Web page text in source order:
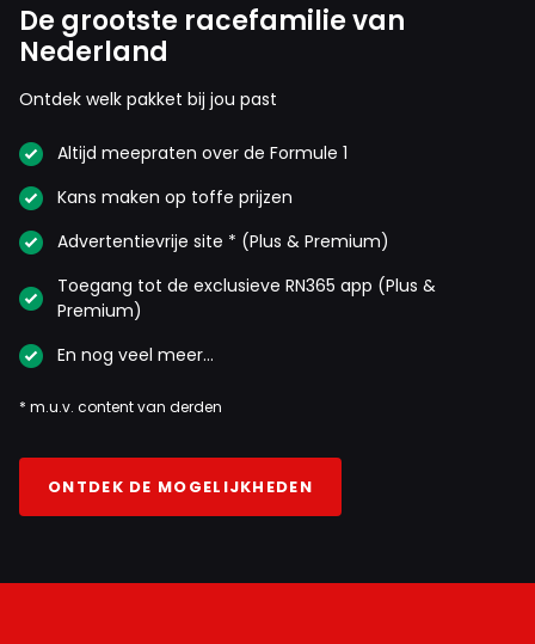
De grootste racefamilie van
Nederland
Ontdek welk pakket bij jou past
Altijd meepraten over de Formule 1
Kans maken op toffe prijzen
Advertentievrije site * (Plus & Premium)
Toegang tot de exclusieve RN365 app (Plus &
Premium)
En nog veel meer…
* m.u.v. content van derden
ONTDEK DE MOGELIJKHEDEN